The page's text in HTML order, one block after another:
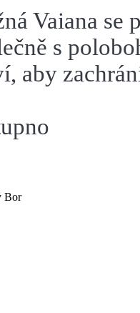
Vaiana se
s
aby
Bor